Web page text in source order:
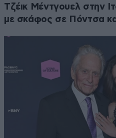
Τζέικ Μέντγουελ στην
με σκάφος σε Πόντσα